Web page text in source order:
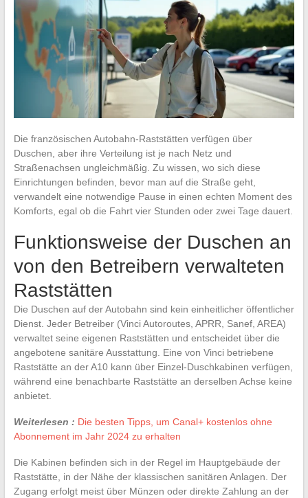
Die französischen Autobahn-Raststätten verfügen über
Duschen, aber ihre Verteilung ist je nach Netz und
Straßenachsen ungleichmäßig. Zu wissen, wo sich diese
Einrichtungen befinden, bevor man auf die Straße geht,
verwandelt eine notwendige Pause in einen echten Moment des
Komforts, egal ob die Fahrt vier Stunden oder zwei Tage dauert.
Funktionsweise der Duschen an
von den Betreibern verwalteten
Raststätten
Die Duschen auf der Autobahn sind kein einheitlicher öffentlicher
Dienst. Jeder Betreiber (Vinci Autoroutes, APRR, Sanef, AREA)
verwaltet seine eigenen Raststätten und entscheidet über die
angebotene sanitäre Ausstattung. Eine von Vinci betriebene
Raststätte an der A10 kann über Einzel-Duschkabinen verfügen,
während eine benachbarte Raststätte an derselben Achse keine
anbietet.
Weiterlesen : Die besten Tipps, um Canal+ kostenlos ohne
Abonnement im Jahr 2024 zu erhalten
Die Kabinen befinden sich in der Regel im Hauptgebäude der
Raststätte, in der Nähe der klassischen sanitären Anlagen. Der
Zugang erfolgt meist über Münzen oder direkte Zahlung an der